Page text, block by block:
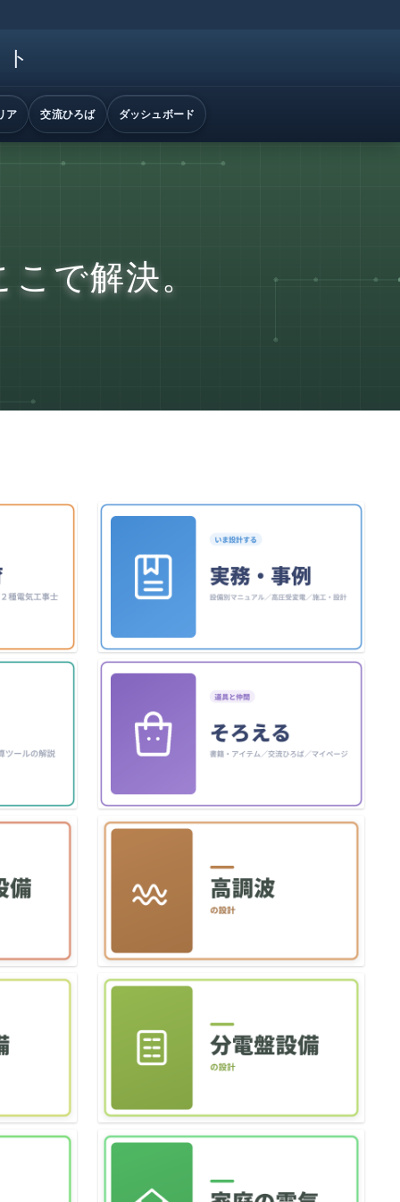
ア 交流ひろば ダッシュボード
で解決。